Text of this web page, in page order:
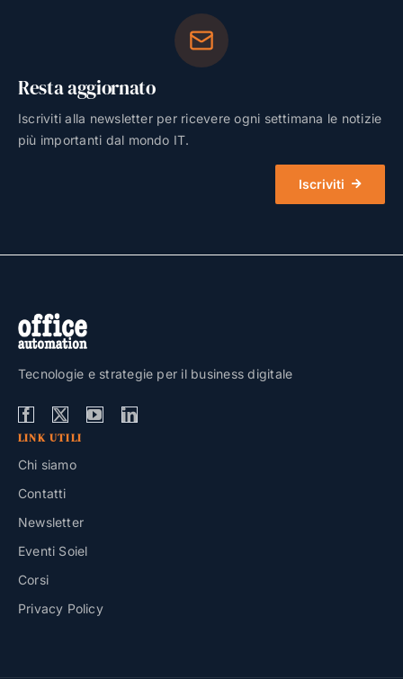
Resta aggiornato
Iscriviti alla newsletter per ricevere ogni settimana le notizie
più importanti dal mondo IT.
Iscriviti
Tecnologie e strategie per il business digitale
LINK UTILI
Chi siamo
Contatti
Newsletter
Eventi Soiel
Corsi
Privacy Policy